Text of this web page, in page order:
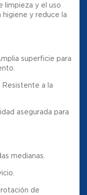
limpieza y el uso
higiene y reduce la
superficie para
Resistente a la
asegurada para
medianas.
de